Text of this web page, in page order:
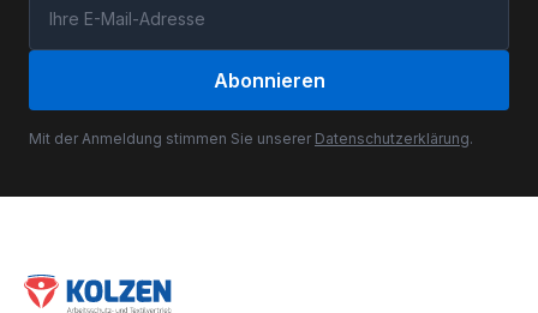
Abonnieren
Mit der Anmeldung stimmen Sie unserer Datenschutzerklärung.